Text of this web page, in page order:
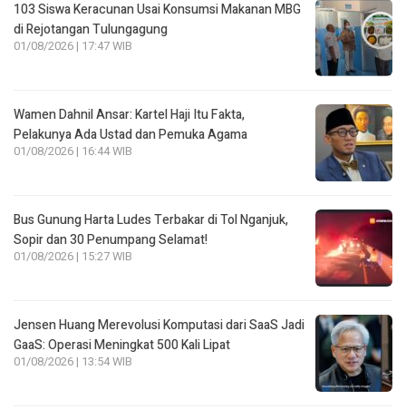
103 Siswa Keracunan Usai Konsumsi Makanan MBG
di Rejotangan Tulungagung
01/08/2026 | 17:47 WIB
Wamen Dahnil Ansar: Kartel Haji Itu Fakta,
Pelakunya Ada Ustad dan Pemuka Agama
01/08/2026 | 16:44 WIB
Bus Gunung Harta Ludes Terbakar di Tol Nganjuk,
Sopir dan 30 Penumpang Selamat!
01/08/2026 | 15:27 WIB
Jensen Huang Merevolusi Komputasi dari SaaS Jadi
GaaS: Operasi Meningkat 500 Kali Lipat
01/08/2026 | 13:54 WIB